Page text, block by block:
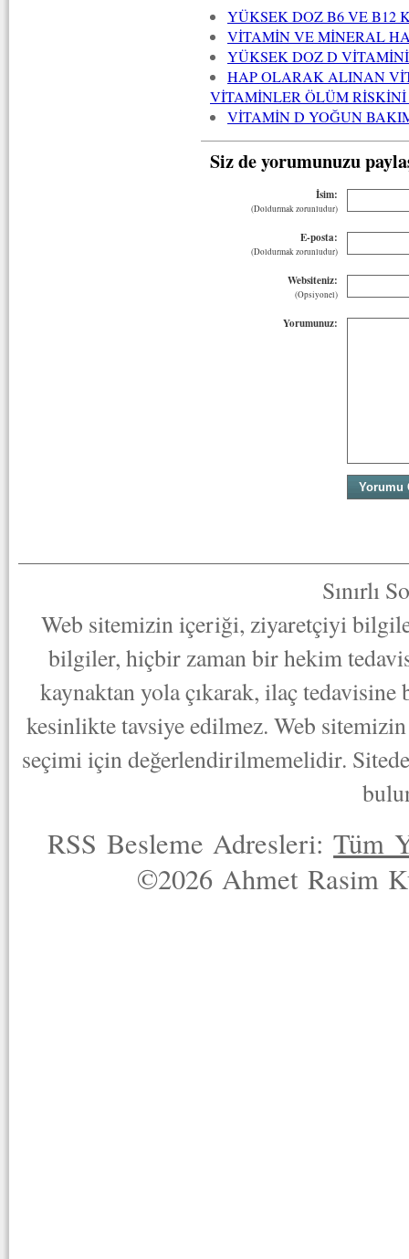
YÜKSEK DOZ B6 VE B12
VİTAMİN VE MİNERAL
YÜKSEK DOZ D
HAP OLARAK ALINAN
VİTAMİNLER ÖLÜM
VİTAMİN D YOĞUN
Siz de yorumunuzu
İsim:
(Doldurmak zorunludur)
E-posta:
(Doldurmak zorunludur)
Websiteniz:
(Opsiyonel)
Yorumunuz:
Sınırlı
Web sitemizin içeriği, ziyaretçiyi
bilgiler, hiçbir zaman bir hekim
kaynaktan yola çıkarak, ilaç
kesinlikte tavsiye edilmez. Web
seçimi için değerlendirilmemelidir.
RSS Besleme Adresleri:Tüm
©2026 Ahmet Rasim